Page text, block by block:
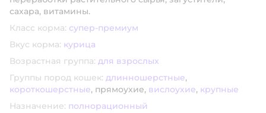
сахара, витамины.
Класс корма: супер-премиум
Вкус корма: курица
Возрастная группа: для взрослых
Группы пород кошек: длинношерстные,
короткошерстные, прямоухие, вислоухие, крупные
Назначение: полнорационный